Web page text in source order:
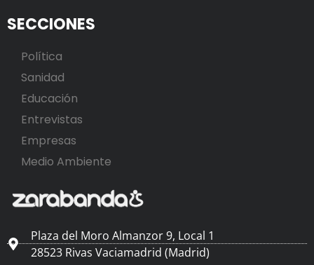
SECCIONES
Política
Sanidad
Educación
Entrevistas
Empresas
Medio Ambiente
Plaza del Moro Almanzor 9, Local 1
28523 Rivas Vaciamadrid (Madrid)